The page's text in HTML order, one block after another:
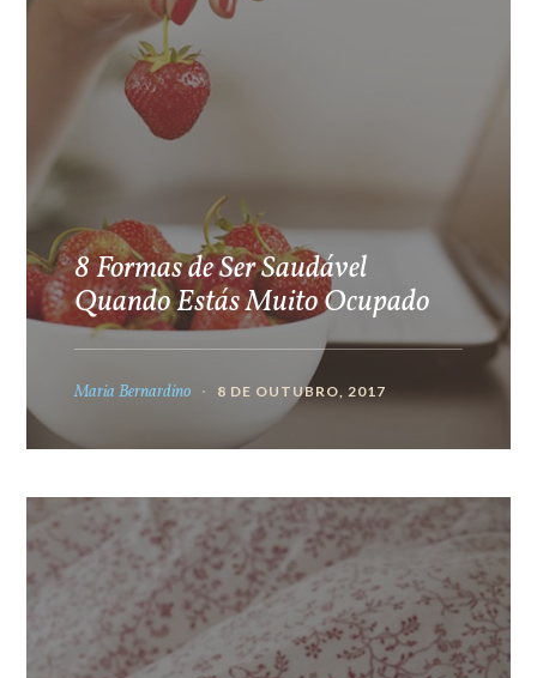
8 Formas de Ser Saudável
Quando Estás Muito Ocupado
Maria Bernardino 8 DE OUTUBRO, 2017